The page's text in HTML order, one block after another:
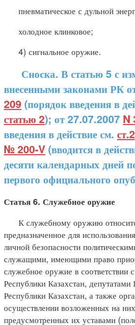
пневматическое с дульной
холодное клинковое;
4) сигнальное оружие.
Сноска. В статью 5 с
внесенными законами РК
209 (порядок введения в
статью 2); от 27.07.2007 N
введения в действие см. ст.2
№ 200-V (вводится в
десяти календарных дней
первого официального
Статья 6. Служебное оружие
К служебному оружию
предназначенное для
личной безопасности
служащими, имеющими право
служебное оружие в соответствии
Республики Казахстан, депутатами
Республики Казахстан, а также
осуществлении возложенных на
предусмотренных их уставами